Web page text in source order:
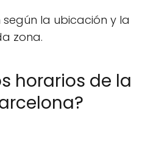
la ubicación y la
zona.
horarios de la